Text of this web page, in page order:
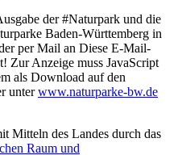
der #Naturpark und die
Baden-Württemberg in
per Mail an Diese E-Mail-
Zur Anzeige muss JavaScript
als Download auf den
unterwww.naturparke-bw.de
Mitteln des Landes durch das
Raum und